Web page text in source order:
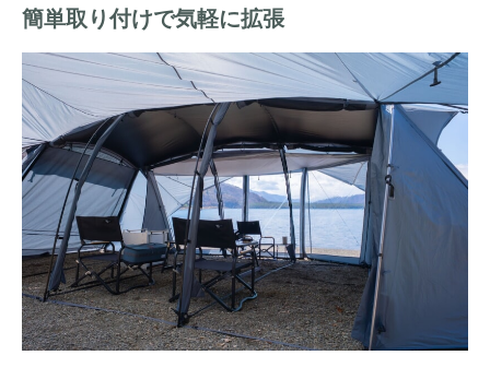
簡単取り付けで気軽に拡張